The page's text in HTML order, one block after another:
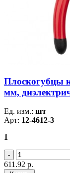
Плоскогубцы
мм,
Ед. изм.: шт
Арт: 12-4612-3
1
611.92 р.